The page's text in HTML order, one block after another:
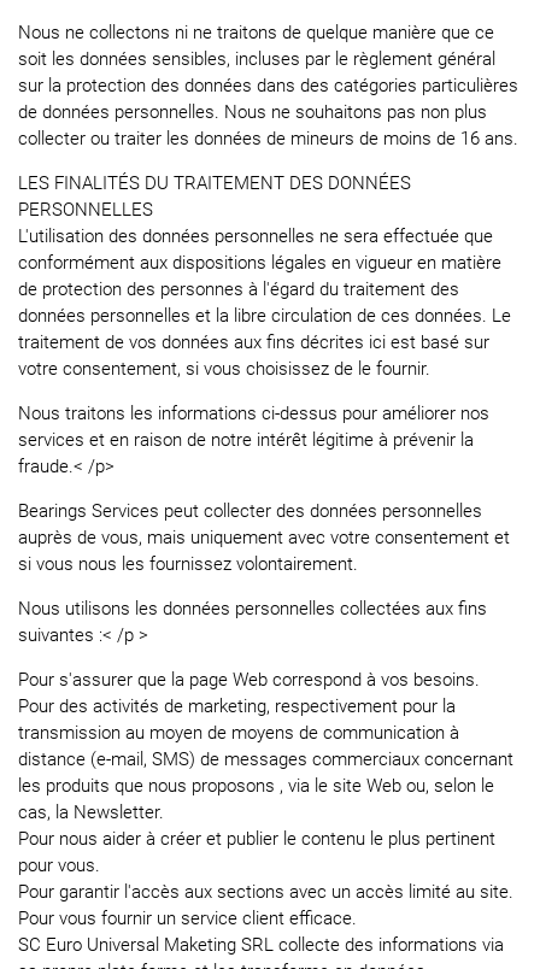
Nous ne collectons ni ne traitons de quelque manière que ce
soit les données sensibles, incluses par le règlement général
sur la protection des données dans des catégories particulières
de données personnelles. Nous ne souhaitons pas non plus
collecter ou traiter les données de mineurs de moins de 16 ans.
LES FINALITÉS DU TRAITEMENT DES DONNÉES
PERSONNELLES
L'utilisation des données personnelles ne sera effectuée que
conformément aux dispositions légales en vigueur en matière
de protection des personnes à l'égard du traitement des
données personnelles et la libre circulation de ces données. Le
traitement de vos données aux fins décrites ici est basé sur
votre consentement, si vous choisissez de le fournir.
Nous traitons les informations ci-dessus pour améliorer nos
services et en raison de notre intérêt légitime à prévenir la
fraude.< /p>
Bearings Services peut collecter des données personnelles
auprès de vous, mais uniquement avec votre consentement et
si vous nous les fournissez volontairement.
Nous utilisons les données personnelles collectées aux fins
suivantes :< /p >
Pour s'assurer que la page Web correspond à vos besoins.
Pour des activités de marketing, respectivement pour la
transmission au moyen de moyens de communication à
distance (e-mail, SMS) de messages commerciaux concernant
les produits que nous proposons , via le site Web ou, selon le
cas, la Newsletter.
Pour nous aider à créer et publier le contenu le plus pertinent
pour vous.
Pour garantir l'accès aux sections avec un accès limité au site.
Pour vous fournir un service client efficace.
SC Euro Universal Maketing SRL collecte des informations via